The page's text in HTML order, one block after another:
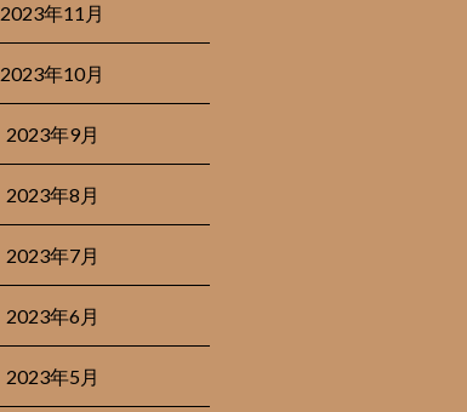
2023年11月
2023年10月
2023年9月
2023年8月
2023年7月
2023年6月
2023年5月